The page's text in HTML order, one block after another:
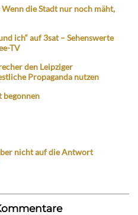
die Stadt nur noch mäht,
ich“ auf 3sat – Sehenswerte
TV
den Leipziger
Propaganda nutzen
begonnen
nicht auf die Antwort